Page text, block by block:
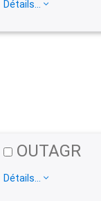
Détails...
OUTAGR
Détails...